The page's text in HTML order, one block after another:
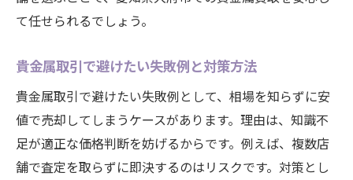
て任せられるでしょう。
貴金属取引で避けたい失敗例と対策方法
貴金属取引で避けたい失敗例として、相場を知らずに安
値で売却してしまうケースがあります。理由は、知識不
足が適正な価格判断を妨げるからです。例えば、複数店
舗で査定を取らずに即決するのはリスクです。対策とし